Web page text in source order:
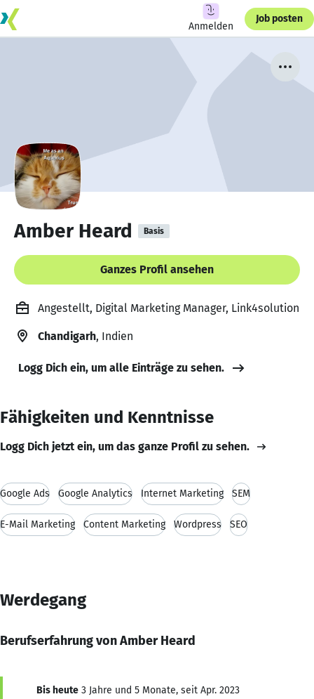
Anmelden
Job posten
Amber Heard Basis
Ganzes Profil ansehen
Angestellt, Digital Marketing Manager, Link4solution
Chandigarh, Indien
Logg Dich ein, um alle Einträge zu sehen.
Fähigkeiten und Kenntnisse
Logg Dich jetzt ein, um das ganze Profil zu sehen.
Google Ads Google Analytics Internet Marketing SEM
E-Mail Marketing Content Marketing Wordpress SEO
Werdegang
Berufserfahrung von Amber Heard
Bis heute 3 Jahre und 5 Monate, seit Apr. 2023